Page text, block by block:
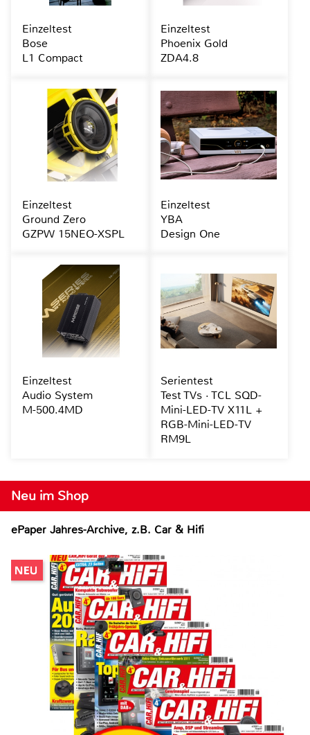
Neu im Shop
ePaper Jahres-Archive, z.B. Car & Hifi
Einzeltest
Bose
L1 Compact
Einzeltest
Phoenix Gold
ZDA4.8
Einzeltest
Ground Zero
GZPW 15NEO-XSPL
Einzeltest
YBA
Design One
Einzeltest
Audio System
M-500.4MD
Serientest
Test TVs · TCL SQD-
Mini-LED-TV X11L +
RGB-Mini-LED-TV
RM9L